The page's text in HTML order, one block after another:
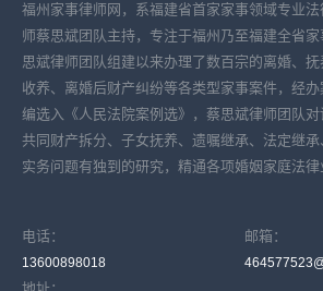
福州家事律师网，系福建省首家家事领域专业
师蔡思斌团队主持，专注于福州乃至福建全省
思斌律师团队组建以来办理了数百宗的离婚、抚
收养、离婚后财产纠纷等各类型家事案件，经
编选入《人民法院案例选》，蔡思斌律师团队对
共同财产拆分、子女抚养、遗嘱继承、法定继
实务问题有独到的研究，精通各项婚姻家庭法律
电话：
13600898018
邮箱：